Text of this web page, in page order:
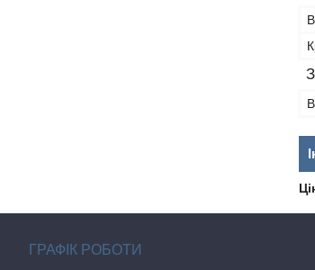
ГРАФІК РОБОТИ